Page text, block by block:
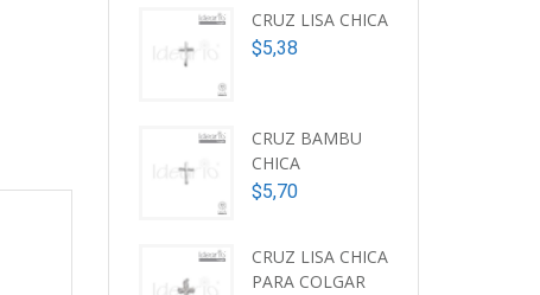
CRUZ LISA CHICA
$5,38
CRUZ BAMBU
CHICA
$5,70
CRUZ LISA CHICA
PARA COLGAR